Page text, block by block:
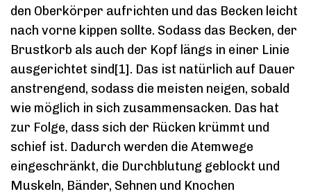
den Oberkörper aufrichten und das Becken leicht
nach vorne kippen sollte. Sodass das Becken, der
Brustkorb als auch der Kopf längs in einer Linie
ausgerichtet sind[1]. Das ist natürlich auf Dauer
anstrengend, sodass die meisten neigen, sobald
wie möglich in sich zusammensacken. Das hat
zur Folge, dass sich der Rücken krümmt und
schief ist. Dadurch werden die Atemwege
eingeschränkt, die Durchblutung geblockt und
Muskeln, Bänder, Sehnen und Knochen